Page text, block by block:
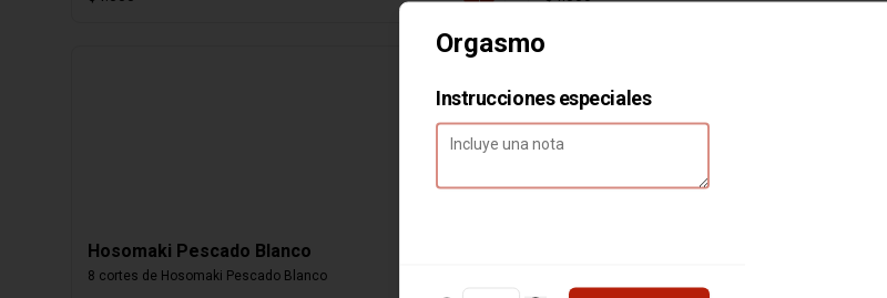
Hosomaki Pescado Blanco
8 cortes de Hosomaki Pescado Blanco
Orgasmo
Instrucciones especiales